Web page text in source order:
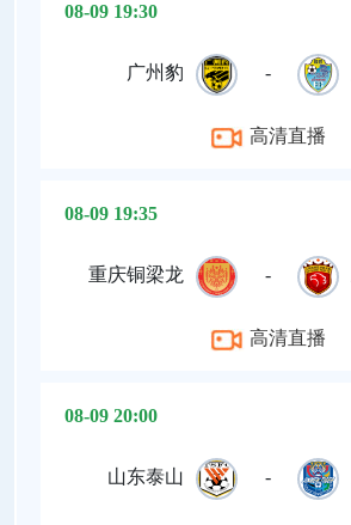
08-09 19:30
广州豹 -
高清直播
08-09 19:35
重庆铜梁龙 -
高清直播
08-09 20:00
山东泰山 -